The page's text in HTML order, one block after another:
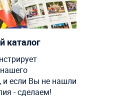
каталог
и если Вы не нашли
- сделаем!